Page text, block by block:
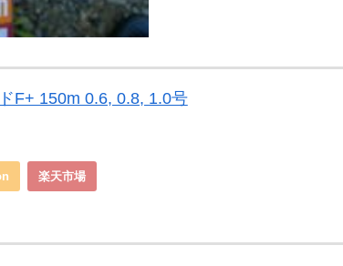
F+ 150m 0.6, 0.8, 1.0号
楽天市場